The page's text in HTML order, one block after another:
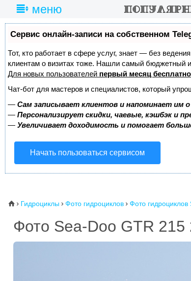
меню
Сервис онлайн-записи на собственном
Тот, кто работает в сфере услуг, знает — без
клиентам о визитах тоже. Нашли самый бюджетный
Для новых пользователей первый месяц бесплатно
Чат-бот для мастеров и специалистов, который
— Сам записывает клиентов и напоминает им
— Персонализирует скидки, чаевые, кэшбэк и
— Увеличивает доходимость и помогает
Начать пользоваться сервисом
⌂  Гидроциклы  Фото гидроциклов  Фото гидроциклов
Фото Sea-Doo GTR